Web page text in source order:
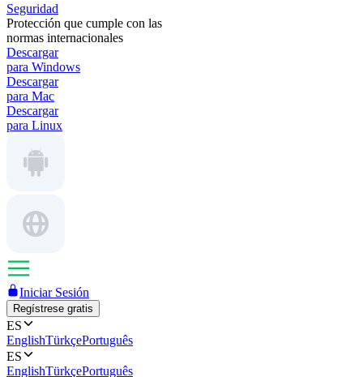
Seguridad
Protección que cumple con las
normas internacionales
Descargar
para Windows
Descargar
para Mac
Descargar
para Linux
Iniciar Sesión
Regístrese gratis
ES
EnglishTürkçePortuguês
ES
EnglishTürkçePortuguês